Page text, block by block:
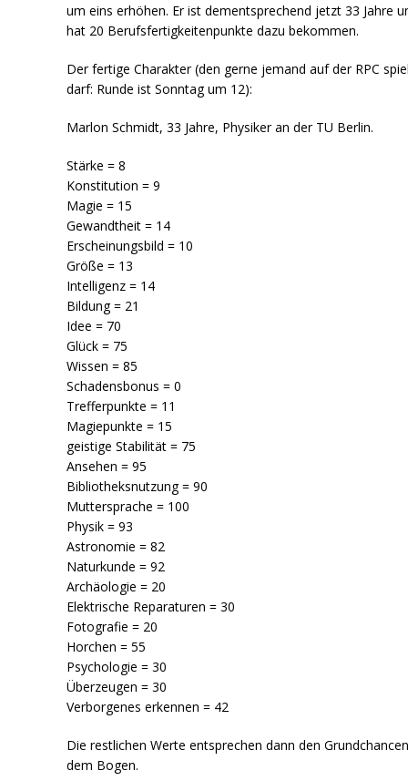
um eins erhöhen. Er ist dementsprechend jetzt 33 Jahre
hat 20 Berufsfertigkeitenpunkte dazu bekommen.
Der fertige Charakter (den gerne jemand auf der RPC
darf: Runde ist Sonntag um 12):
Marlon Schmidt, 33 Jahre, Physiker an der TU Berlin.
Stärke = 8
Konstitution = 9
Magie = 15
Gewandtheit = 14
Erscheinungsbild = 10
Größe = 13
Intelligenz = 14
Bildung = 21
Idee = 70
Glück = 75
Wissen = 85
Schadensbonus = 0
Trefferpunkte = 11
Magiepunkte = 15
geistige Stabilität = 75
Ansehen = 95
Bibliotheksnutzung = 90
Muttersprache = 100
Physik = 93
Astronomie = 82
Naturkunde = 92
Archäologie = 20
Elektrische Reparaturen = 30
Fotografie = 20
Horchen = 55
Psychologie = 30
Überzeugen = 30
Verborgenes erkennen = 42
Die restlichen Werte entsprechen dann den
dem Bogen.